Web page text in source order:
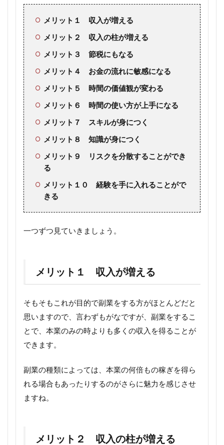
メリット１ 収入が増える
メリット２ 収入の柱が増える
メリット３ 節税にもなる
メリット４ お金の流れに敏感になる
メリット５ 時間の価値観が変わる
メリット６ 時間の使い方が上手になる
メリット７ スキルが身につく
メリット８ 知識が身につく
メリット９ リスクを分散することができ
る
メリット１０ 経験を手に入れることがで
きる
一つずつ見ていきましょう。
メリット１ 収入が増える
そもそもこれが目的で副業をする方がほとんどだと
思いますので、言わずもがなですが、副業をするこ
とで、本業のみの時よりも多くの収入を得ることが
できます。
副業の種類によっては、本業の何倍もの稼ぎを得ら
れる場合もあったりするのがさらに魅力を感じさせ
ますね。
メリット２ 収入の柱が増える